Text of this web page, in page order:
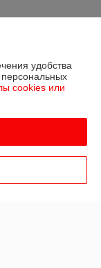
удобства
cookies или